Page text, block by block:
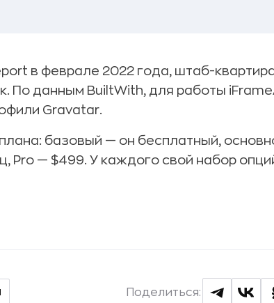
в феврале 2022 года, штаб-
По данным BuiltWith, для работы
Gravatar.
базовый — он бесплатный,
Pro — $499. У каждого свой набор
Поделиться: